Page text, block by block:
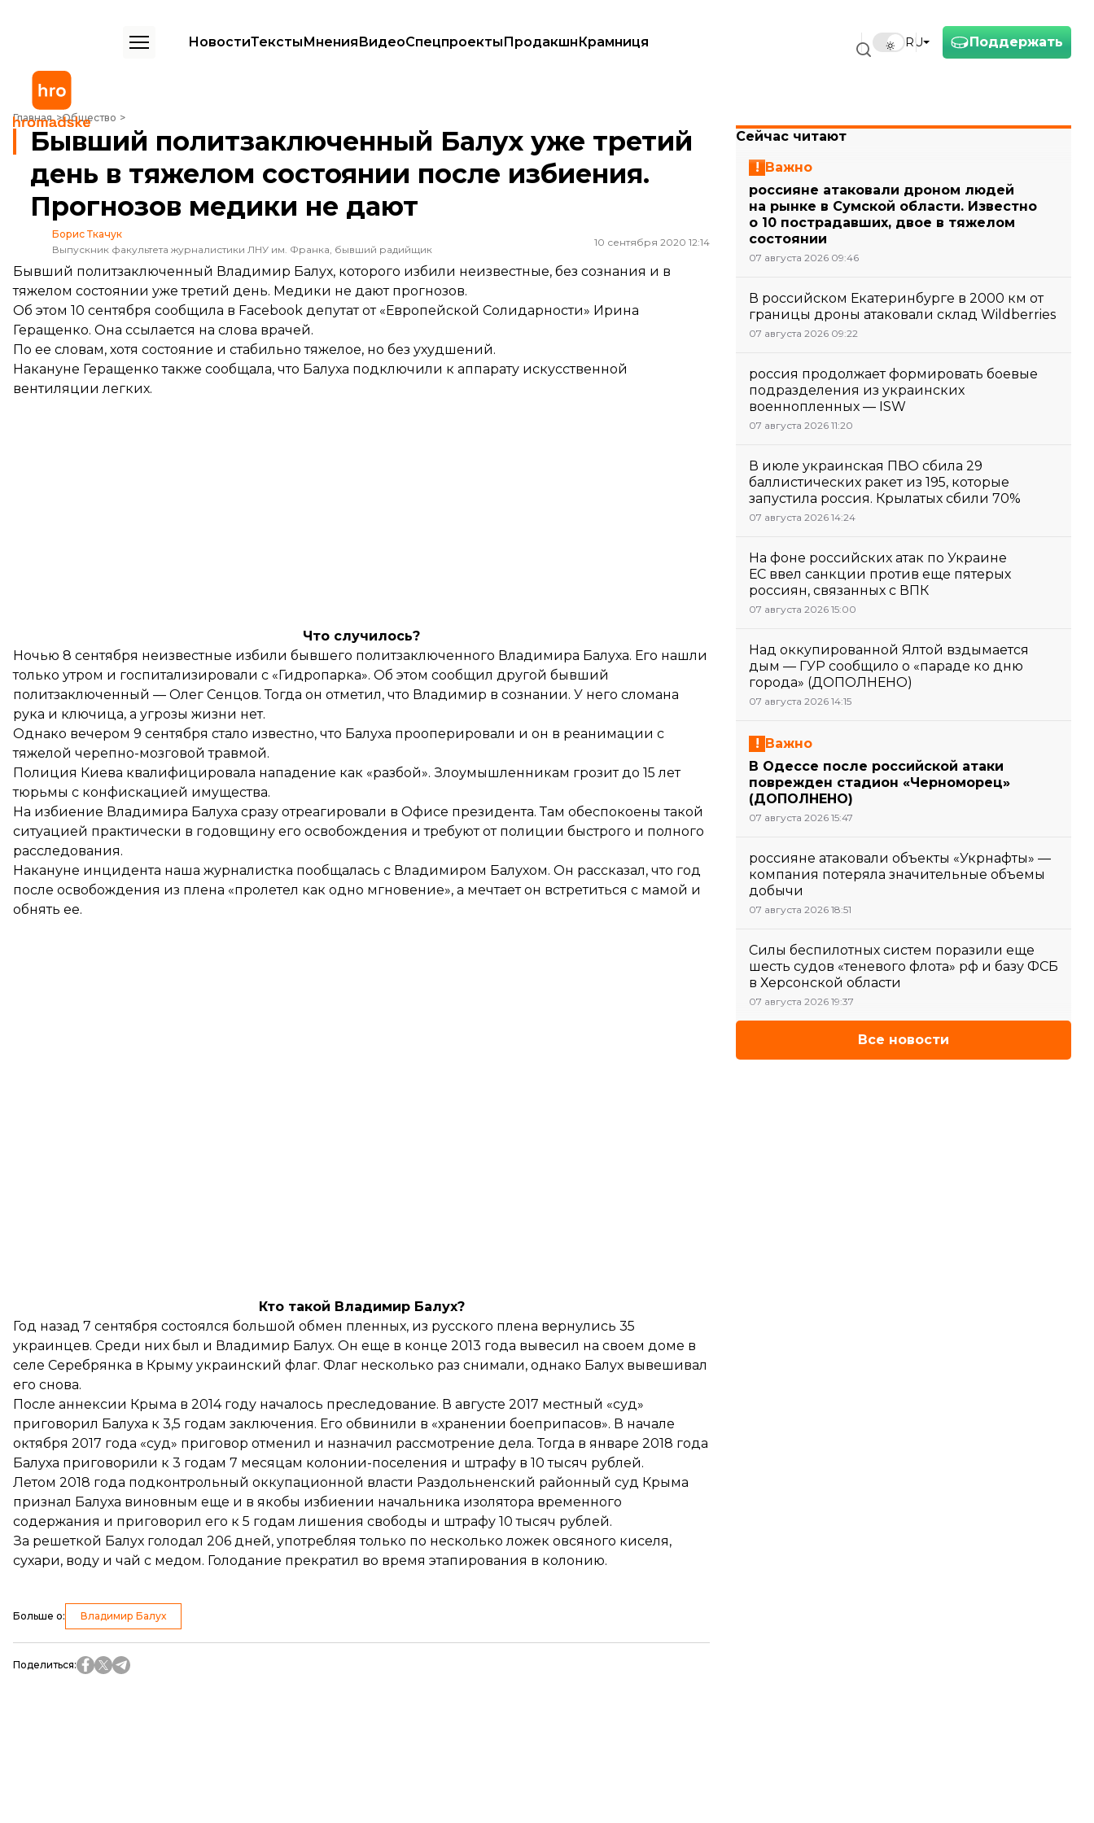
Поддержать
RU
НовостиТекстыМненияВидеоСпецпроектыПродакшнКрамниця
Главная Общество
Бывший политзаключенный Балух уже третий день в тяжелом состоянии после избиения. Прогнозов медики не дают
Бывший политзаключенный Балух уже третий
день в тяжелом состоянии после избиения.
Прогнозов медики не дают
Борис Ткачук
Выпускник факультета журналистики ЛНУ им. Франка, бывший радийщик
10 сентября 2020 12:14
Бывший политзаключенный Владимир Балух, которого избили неизвестные, без сознания и в
тяжелом состоянии уже третий день. Медики не дают прогнозов.
Об этом 10 сентября сообщила в Facebook депутат от «Европейской Солидарности» Ирина
Геращенко. Она ссылается на слова врачей.
По ее словам, хотя состояние и стабильно тяжелое, но без ухудшений.
Накануне Геращенко также сообщала, что Балуха подключили к аппарату искусственной
вентиляции легких.
Что случилось?
Ночью 8 сентября неизвестные избили бывшего политзаключенного Владимира Балуха. Его нашли
только утром и госпитализировали с «Гидропарка». Об этом сообщил другой бывший
политзаключенный — Олег Сенцов. Тогда он отметил, что Владимир в сознании. У него сломана
рука и ключица, а угрозы жизни нет.
Однако вечером 9 сентября стало известно, что Балуха прооперировали и он в реанимации с
тяжелой черепно-мозговой травмой.
Полиция Киева квалифицировала нападение как «разбой». Злоумышленникам грозит до 15 лет
тюрьмы с конфискацией имущества.
На избиение Владимира Балуха сразу отреагировали в Офисе президента. Там обеспокоены такой
ситуацией практически в годовщину его освобождения и требуют от полиции быстрого и полного
расследования.
Накануне инцидента наша журналистка пообщалась с Владимиром Балухом. Он рассказал, что год
после освобождения из плена «пролетел как одно мгновение», а мечтает он встретиться с мамой и
обнять ее.
Кто такой Владимир Балух?
Год назад 7 сентября состоялся большой обмен пленных, из русского плена вернулись 35
украинцев. Среди них был и Владимир Балух. Он еще в конце 2013 года вывесил на своем доме в
селе Серебрянка в Крыму украинский флаг. Флаг несколько раз снимали, однако Балух вывешивал
его снова.
После аннексии Крыма в 2014 году началось преследование. В августе 2017 местный «суд»
приговорил Балуха к 3,5 годам заключения. Его обвинили в «хранении боеприпасов». В начале
октября 2017 года «суд» приговор отменил и назначил рассмотрение дела. Тогда в январе 2018 года
Балуха приговорили к 3 годам 7 месяцам колонии-поселения и штрафу в 10 тысяч рублей.
Летом 2018 года подконтрольный оккупационной власти Раздольненский районный суд Крыма
признал Балуха виновным еще и в якобы избиении начальника изолятора временного
содержания и приговорил его к 5 годам лишения свободы и штрафу 10 тысяч рублей.
За решеткой Балух голодал 206 дней, употребляя только по несколько ложек овсяного киселя,
сухари, воду и чай с медом. Голодание прекратил во время этапирования в колонию.
Больше о: Владимир Балух
Поделиться:
Сейчас читают
Важно
россияне атаковали дроном людей
на рынке в Сумской области. Известно
о 10 пострадавших, двое в тяжелом
состоянии
07 августа 2026 09:46
В российском Екатеринбурге в 2000 км от
границы дроны атаковали склад Wildberries
07 августа 2026 09:22
россия продолжает формировать боевые
подразделения из украинских
военнопленных — ISW
07 августа 2026 11:20
В июле украинская ПВО сбила 29
баллистических ракет из 195, которые
запустила россия. Крылатых сбили 70%
07 августа 2026 14:24
На фоне российских атак по Украине
ЕС ввел санкции против еще пятерых
россиян, связанных с ВПК
07 августа 2026 15:00
Над оккупированной Ялтой вздымается
дым — ГУР сообщило о «параде ко дню
города» (ДОПОЛНЕНО)
07 августа 2026 14:15
Важно
В Одессе после российской атаки
поврежден стадион «Черноморец»
(ДОПОЛНЕНО)
07 августа 2026 15:47
россияне атаковали объекты «Укрнафты» —
компания потеряла значительные объемы
добычи
07 августа 2026 18:51
Силы беспилотных систем поразили еще
шесть судов «теневого флота» рф и базу ФСБ
в Херсонской области
07 августа 2026 19:37
Все новости